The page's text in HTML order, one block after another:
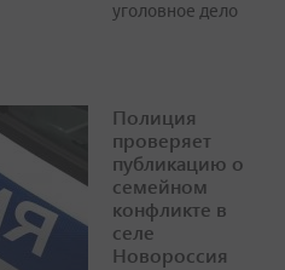
уголовное дело
Полиция
проверяет
публикацию о
семейном
конфликте в
селе
Новороссия